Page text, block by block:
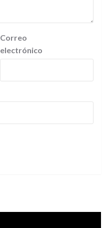
Correo
electrónico